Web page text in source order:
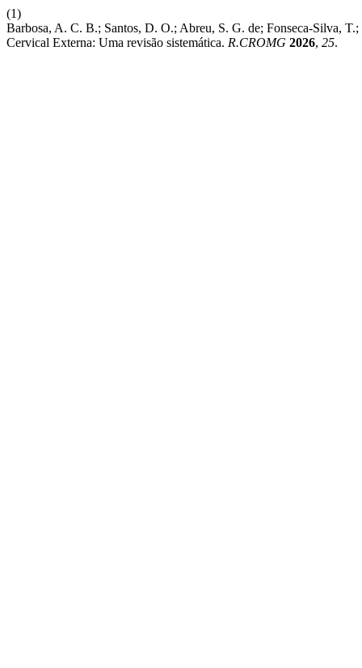
(1)
Barbosa, A. C. B.; Santos, D. O.; Abreu, S. G. de; Fonseca-Silva,
Cervical Externa: Uma revisão sistemática. R.CROMG 2026, 25.